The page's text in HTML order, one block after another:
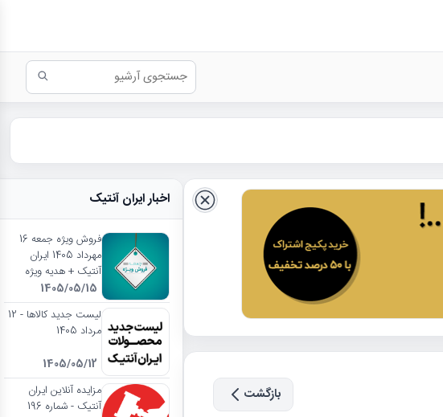
بازگشت
اخبار ایران آنتیک
فروش ویژه جمعه 16
مهرداد 1405 ایران
آنتیک + هدیه ویژه
1405/05/15
لیست جدید کالاها - 12
مرداد 1405
1405/05/12
مزایده آنلاین ایران
آنتیک - شماره 196